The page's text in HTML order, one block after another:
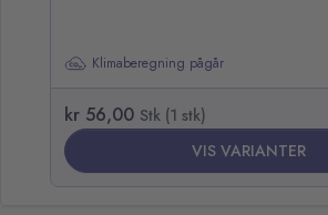
Klimaberegning pågår
kr 56,00 Stk (1 stk)
VIS VARIANTER